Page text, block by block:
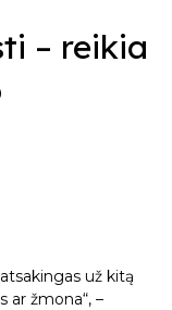
darbuotojai
– reikia
už kitą
ar žmona“, –